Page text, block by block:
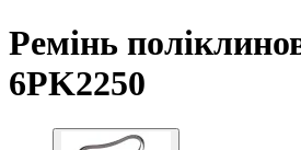
Ремінь
6PK2250